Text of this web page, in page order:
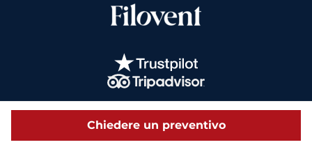
Chiedere un preventivo
© 2026 Filovent